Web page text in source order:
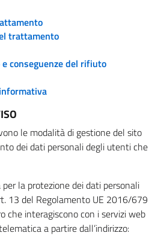
trattamento
conseguenze del rifiuto
le modalità di gestione del sito
dei dati personali degli utenti che
la protezione dei dati personali
13 del Regolamento UE 2016/679
che interagiscono con i servizi web
a partire dall’indirizzo: